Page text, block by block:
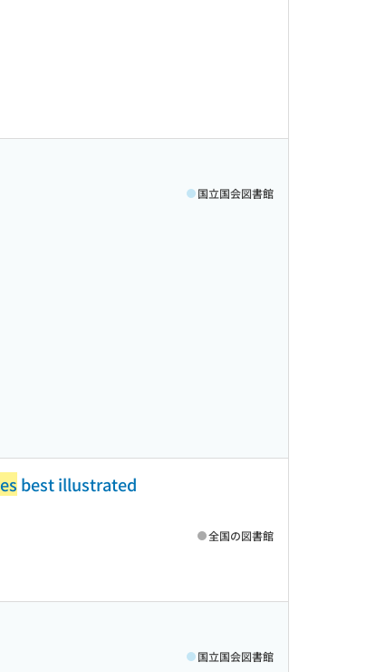
国立国会図書館
best illustrated
全国の図書館
国立国会図書館